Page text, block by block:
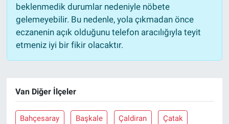
beklenmedik durumlar nedeniyle nöbete
gelemeyebilir. Bu nedenle, yola çıkmadan önce
eczanenin açık olduğunu telefon aracılığıyla teyit
etmeniz iyi bir fikir olacaktır.
Van Diğer İlçeler
Bahçesaray Başkale Çaldiran Çatak